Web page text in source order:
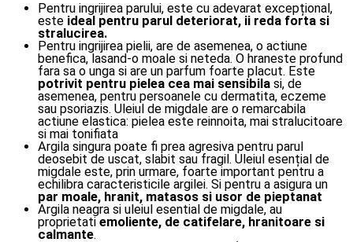
Pentru ingrijirea parului, este cu adevarat excepțional,
este ideal pentru parul deteriorat, ii reda forta si
stralucirea.
Pentru ingrijirea pielii, are de asemenea, o actiune
benefica, lasand-o moale si neteda. O hraneste profund
fara sa o unga si are un parfum foarte placut. Este
potrivit pentru pielea cea mai sensibila si, de
asemenea, pentru persoanele cu dermatita, eczeme
sau psoriazis. Uleiul de migdale are o remarcabila
actiune elastica: pielea este reinnoita, mai stralucitoare
si mai tonifiata
Argila singura poate fi prea agresiva pentru parul
deosebit de uscat, slabit sau fragil. Uleiul esențial de
migdale este, prin urmare, foarte important pentru a
echilibra caracteristicile argilei. Si pentru a asigura un
par moale, hranit, matasos si usor de pieptanat
Argila neagra si uleiul esential de migdale, au
proprietati emoliente, de catifelare, hranitoare si
calmante.